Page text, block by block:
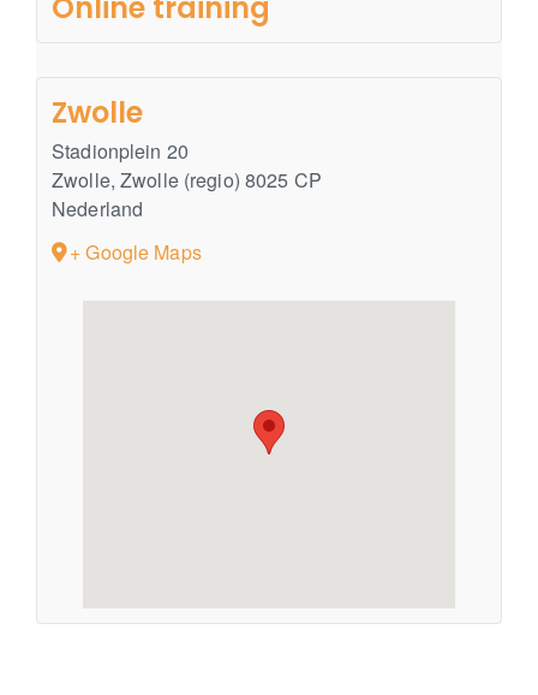
Zwolle
Stadionplein 20
Zwolle, Zwolle (regio) 8025 CP
Nederland
+ Google Maps